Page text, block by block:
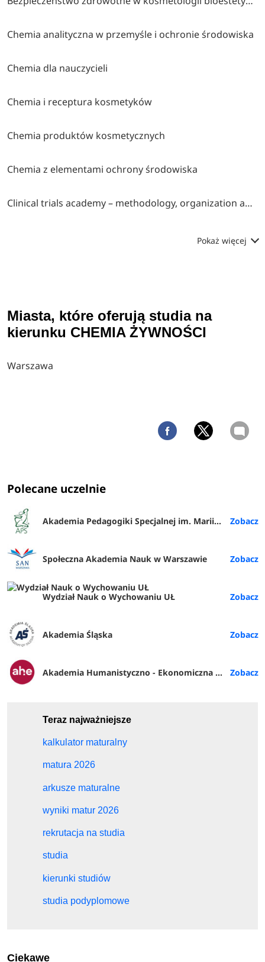
Chemia analityczna w przemyśle i ochronie środowiska
Chemia dla nauczycieli
Chemia i receptura kosmetyków
Chemia produktów kosmetycznych
Chemia z elementami ochrony środowiska
Clinical trials academy – methodology, organization and monitoring
Pokaż więcej
Miasta, które oferują studia na
kierunku CHEMIA ŻYWNOŚCI
Warszawa
Polecane uczelnie
Akademia Pedagogiki Specjalnej im. Marii Grzegorzewskiej w Warszawie
Społeczna Akademia Nauk w Warszawie
Wydział Nauk o Wychowaniu UŁ
Akademia Śląska
Akademia Humanistyczno - Ekonomiczna w Łodzi
Teraz najważniejsze
kalkulator maturalny
matura 2026
arkusze maturalne
wyniki matur 2026
rekrutacja na studia
studia
kierunki studiów
studia podyplomowe
Ciekawe